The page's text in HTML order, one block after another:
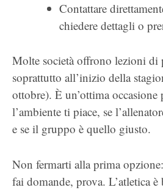
Contattare
chiedere dettagli o
Molte società offrono lezioni di
soprattutto all’inizio della
ottobre). È un’ottima occasione
l’ambiente ti piace, se
e se il gruppo è quello giusto.
Non fermarti alla prima
fai domande, prova. L’atletica è